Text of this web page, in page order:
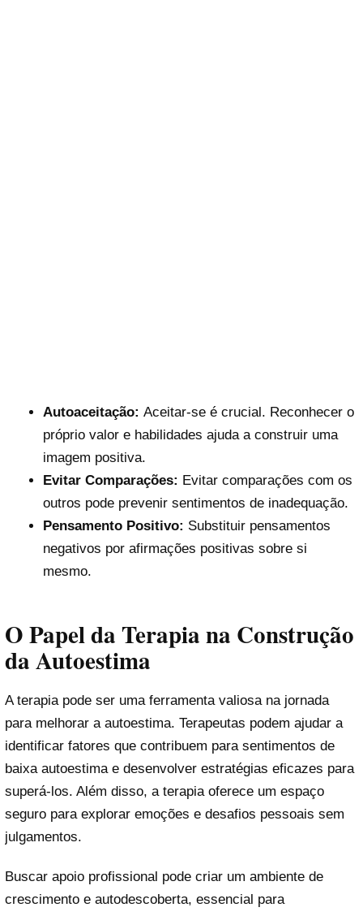
Autoaceitação: Aceitar-se é crucial. Reconhecer o
próprio valor e habilidades ajuda a construir uma
imagem positiva.
Evitar Comparações: Evitar comparações com os
outros pode prevenir sentimentos de inadequação.
Pensamento Positivo: Substituir pensamentos
negativos por afirmações positivas sobre si
mesmo.
O Papel da Terapia na Construção
da Autoestima
A terapia pode ser uma ferramenta valiosa na jornada
para melhorar a autoestima. Terapeutas podem ajudar a
identificar fatores que contribuem para sentimentos de
baixa autoestima e desenvolver estratégias eficazes para
superá-los. Além disso, a terapia oferece um espaço
seguro para explorar emoções e desafios pessoais sem
julgamentos.
Buscar apoio profissional pode criar um ambiente de
crescimento e autodescoberta, essencial para